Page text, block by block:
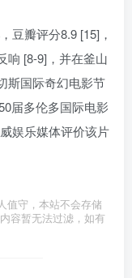
豆瓣评分8.9 [15]，
响 [8-9]，并在釜山
斯国际奇幻电影节
届多伦多国际电影
娱乐媒体评价该片
值守，本站不会存储
容暂无法过滤，如有